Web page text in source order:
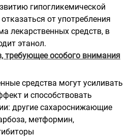
гипогликемической
от употребления
лекарственных средств, в
этанол.
требующее особого внимания
средства могут усиливать
и способствовать
другие сахароснижающие
метформин,